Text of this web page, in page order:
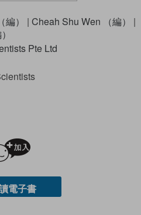
）
| Cheah Shu Wen （編）
|
Pte Ltd
電子書